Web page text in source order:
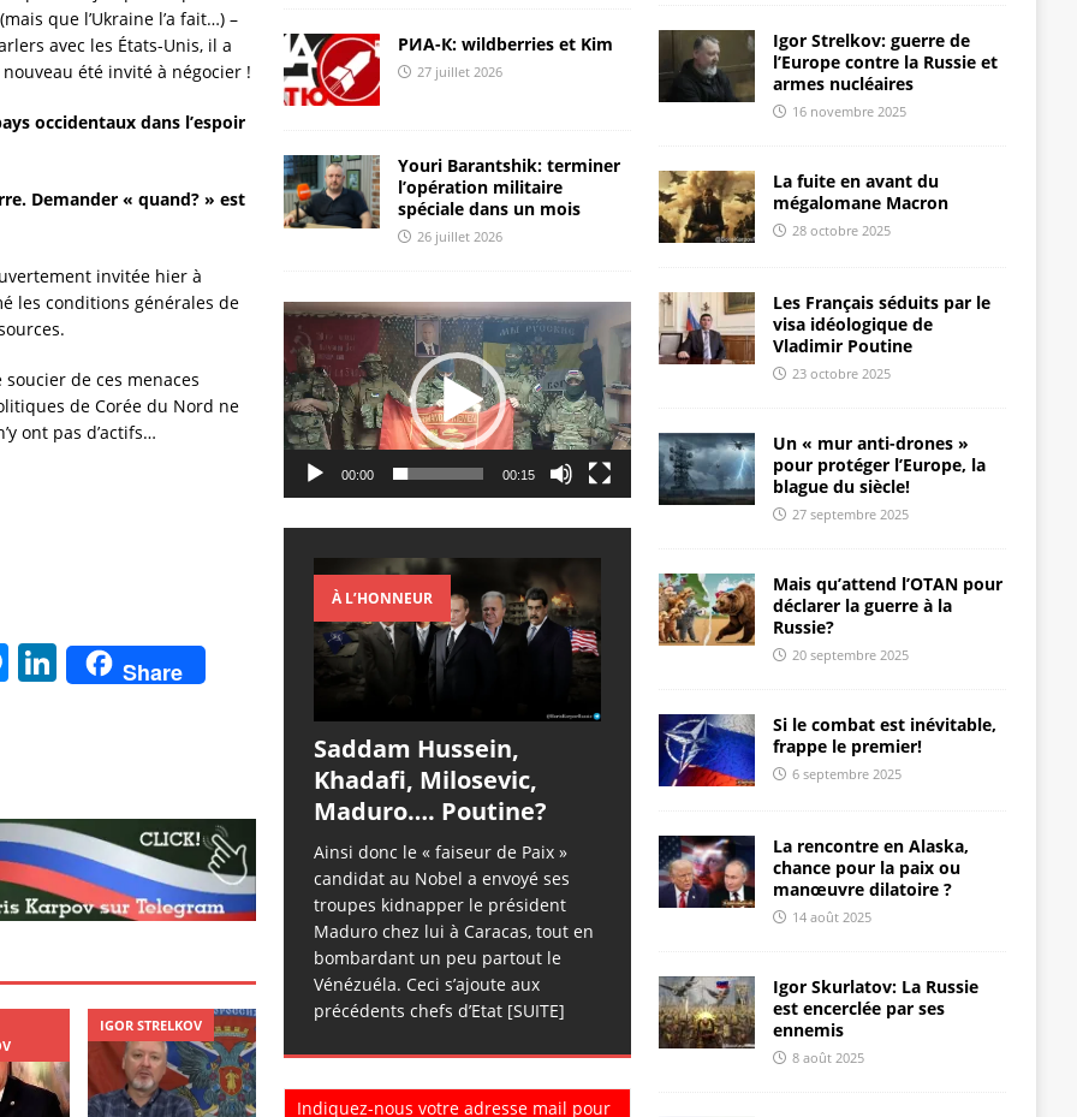
que l’Ukraine l’a fait…) –
avec les États-Unis, il a
été invité à négocier !
occidentaux dans l’espoir
Demander « quand? » est
invitée hier à
les conditions générales de
de ces menaces
de Corée du Nord ne
ont pas d’actifs…
M
n
g
er
Li
n
dI
n
Share
IGOR STRELKOV
РИА-К: wildberries et Kim
27 juillet 2026
Youri Barantshik: terminer
l’opération militaire
spéciale dans un mois
26 juillet 2026
Lecteur
vidéo
00:00 00:15
À L’HONNEUR
Saddam Hussein,
Khadafi, Milosevic,
Maduro…. Poutine?
Ainsi donc le « faiseur de Paix »
candidat au Nobel a envoyé ses
troupes kidnapper le président
Maduro chez lui à Caracas, tout en
bombardant un peu partout le
Vénézuéla. Ceci s’ajoute aux
précédents chefs d’Etat [SUITE]
Indiquez-nous votre adresse mail pour
Igor Strelkov: guerre de
l’Europe contre la Russie et
armes nucléaires
16 novembre 2025
La fuite en avant du
mégalomane Macron
28 octobre 2025
Les Français séduits par le
visa idéologique de
Vladimir Poutine
23 octobre 2025
Un « mur anti-drones »
pour protéger l’Europe, la
blague du siècle!
27 septembre 2025
Mais qu’attend l’OTAN pour
déclarer la guerre à la
Russie?
20 septembre 2025
Si le combat est inévitable,
frappe le premier!
6 septembre 2025
La rencontre en Alaska,
chance pour la paix ou
manœuvre dilatoire ?
14 août 2025
Igor Skurlatov: La Russie
est encerclée par ses
ennemis
8 août 2025